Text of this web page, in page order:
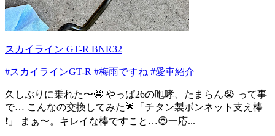
スカイライン GT-R BNR32
#スカイラインGT-R #梅雨ですね #愛車紹介
久しぶりに乗れた〜🤩 やっぱ26の咆哮、たまらん😭 って事
で… こんなの交換してみた🌟「チタン製ボンネット支え棒
❗️」 まぁ〜。キレイな棒ですこと…😍一応...